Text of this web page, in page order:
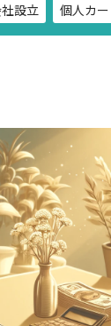
設立 個人カー